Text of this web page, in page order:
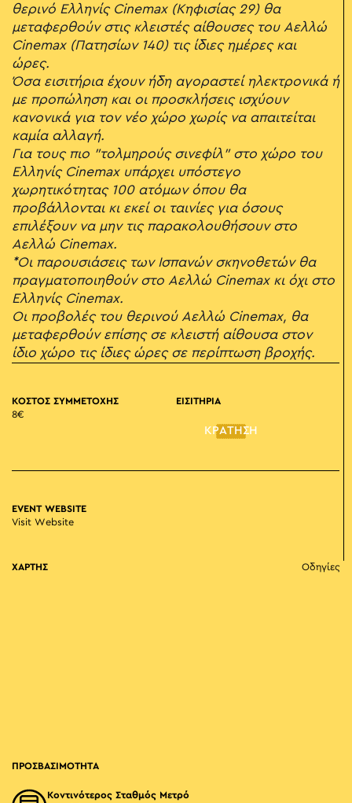
θερινό Ελληνίς Cinemax (Κηφισίας 29) θα
μεταφερθούν στις κλειστές αίθουσες του Αελλώ
Cinemax (Πατησίων 140) τις ίδιες ημέρες και
ώρες.
Όσα εισιτήρια έχουν ήδη αγοραστεί ηλεκτρονικά ή
με προπώληση και οι προσκλήσεις ισχύουν
κανονικά για τον νέο χώρο χωρίς να απαιτείται
καμία αλλαγή.
Για τους πιο "τολμηρούς σινεφίλ" στο χώρο του
Ελληνίς Cinemax υπάρχει υπόστεγο
χωρητικότητας 100 ατόμων όπου θα
προβάλλονται κι εκεί οι ταινίες για όσους
επιλέξουν να μην τις παρακολουθήσουν στο
Αελλώ Cinemax.
*Οι παρουσιάσεις των Ισπανών σκηνοθετών θα
πραγματοποιηθούν στο Αελλώ Cinemax κι όχι στο
Ελληνίς Cinemax.
Οι προβολές του θερινού Αελλώ Cinemax, θα
μεταφερθούν επίσης σε κλειστή αίθουσα στον
ίδιο χώρο τις ίδιες ώρες σε περίπτωση βροχής.
ΚΟΣΤΟΣ ΣΥΜΜΕΤΟΧΗΣ
8€
ΕΙΣΙΤΗΡΙΑ
ΚΡΑΤΗΣΗ
EVENT WEBSITE
Visit Website
ΧΑΡΤΗΣ Οδηγίες
ΠΡΟΣΒΑΣΙΜΟΤΗΤΑ
Κοντινότερος Σταθμός Μετρό